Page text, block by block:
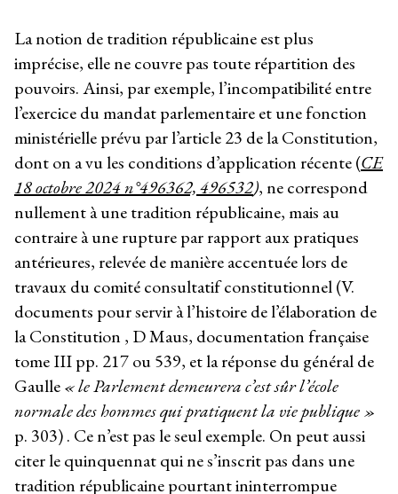
La notion de tradition républicaine est plus
imprécise, elle ne couvre pas toute répartition des
pouvoirs. Ainsi, par exemple, l’incompatibilité entre
l’exercice du mandat parlementaire et une fonction
ministérielle prévu par l’article 23 de la Constitution,
dont on a vu les conditions d’application récente (CE
18 octobre 2024 n°496362, 496532), ne correspond
nullement à une tradition républicaine, mais au
contraire à une rupture par rapport aux pratiques
antérieures, relevée de manière accentuée lors de
travaux du comité consultatif constitutionnel (V.
documents pour servir à l’histoire de l’élaboration de
la Constitution , D Maus, documentation française
tome III pp. 217 ou 539, et la réponse du général de
Gaulle« le Parlement demeurera c’est sûr l’école
normale des hommes qui pratiquent la vie publique »
p. 303) . Ce n’est pas le seul exemple. On peut aussi
citer le quinquennat qui ne s’inscrit pas dans une
tradition républicaine pourtant ininterrompue